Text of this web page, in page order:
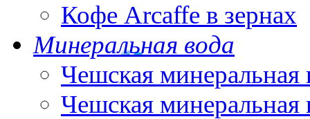
Кофе Arcaffe в зернах
Минеральная вода
Чешская минеральная
Чешская минеральная